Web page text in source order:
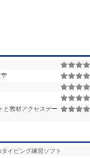
と教材アクセスデー
イピング練習ソフト